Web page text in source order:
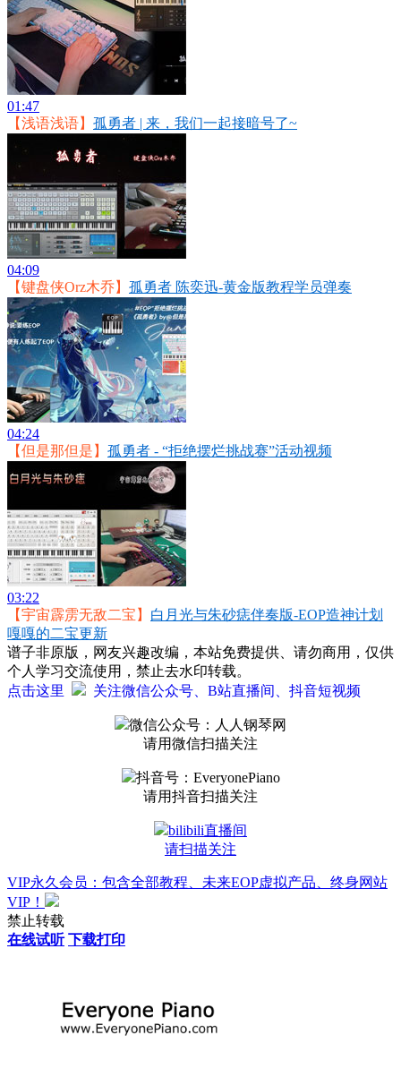
01:47
【浅语浅语】 孤勇者 | 来，我们一起接暗号了~
04:09
【键盘侠Orz木乔】 孤勇者 陈奕迅-黄金版教程学员弹奏
04:24
【但是那但是】 孤勇者 - “拒绝摆烂挑战赛”活动视频
03:22
【宇宙霹雳无敌二宝】 白月光与朱砂痣伴奏版-EOP造神计划
嘎嘎的二宝更新
谱子非原版，网友兴趣改编，本站免费提供、请勿商用，仅供
个人学习交流使用，禁止去水印转载。
点击这里
关注微信公众号、B站直播间、抖音短视频
微信公众号：人人钢琴网
请用微信扫描关注
抖音号：EveryonePiano
请用抖音扫描关注
bilibili直播间
请扫描关注
VIP永久会员：包含全部教程、未来EOP虚拟产品、终身网站
VIP！
禁止转载
在线试听 下载打印